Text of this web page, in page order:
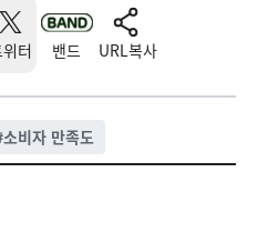
터 밴드 URL복사
소비자 만족도